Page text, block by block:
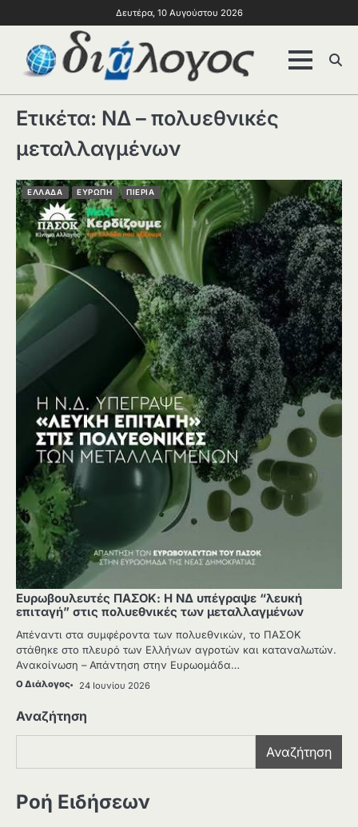
Δευτέρα, 10 Αυγούστου 2026
Ετικέτα: ΝΔ – πολυεθνικές
μεταλλαγμένων
ΕΛΛΑΔΑ ΕΥΡΩΠΗ ΠΙΕΡΙΑ
Ευρωβουλευτές ΠΑΣΟΚ: Η ΝΔ υπέγραψε “λευκή
επιταγή” στις πολυεθνικές των μεταλλαγμένων
Απέναντι στα συμφέροντα των πολυεθνικών, το ΠΑΣΟΚ
στάθηκε στο πλευρό των Ελλήνων αγροτών και καταναλωτών.
Ανακοίνωση – Απάντηση στην Ευρωομάδα…
Ο Διάλογος 24 Ιουνίου 2026
Αναζήτηση
Αναζήτηση
Ροή Ειδήσεων